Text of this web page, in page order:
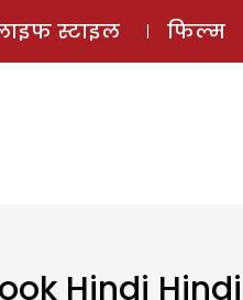
ई-
स्टाइल फिल्म
Hindi